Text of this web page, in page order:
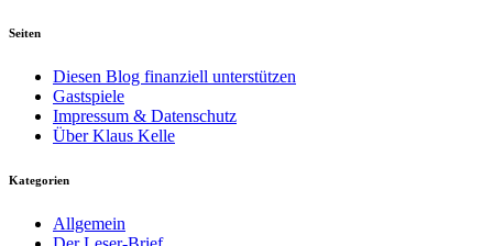
Seiten
Diesen Blog finanziell unterstützen
Gastspiele
Impressum & Datenschutz
Über Klaus Kelle
Kategorien
Allgemein